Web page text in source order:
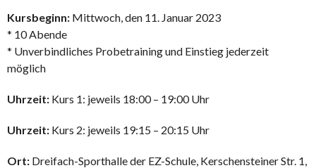
Kursbeginn: Mittwoch, den 11. Januar 2023
* 10 Abende
* Unverbindliches Probetraining und Einstieg jederzeit
möglich
Uhrzeit: Kurs 1: jeweils 18:00 – 19:00 Uhr
Uhrzeit: Kurs 2: jeweils 19:15 – 20:15 Uhr
Ort: Dreifach-Sporthalle der EZ-Schule, Kerschensteiner Str. 1,